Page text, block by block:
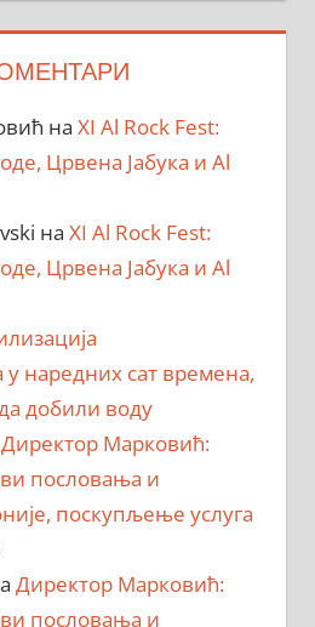
на XI Al Rock Fest:
Црвена Јабука и Al
на XI Al Rock Fest:
Црвена Јабука и Al
наредних сат времена,
добили воду
Директор Марковић:
пословања и
поскупљење услуга
Директор Марковић:
пословања и